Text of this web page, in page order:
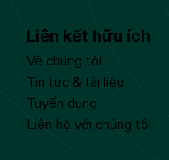
Liên kết hữu ích
Về chúng tôi
Tin tức & tài liệu
Tuyển dụng
Liên hệ với chúng tôi